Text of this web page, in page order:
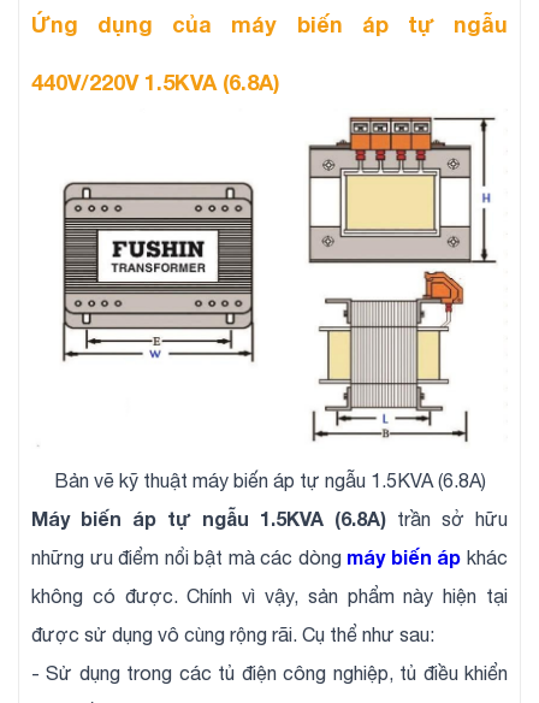
Ứng dụng của máy biến áp tự ngẫu
440V/220V 1.5KVA (6.8A)
Bản vẽ kỹ thuật máy biến áp tự ngẫu 1.5KVA (6.8A)
Máy biến áp tự ngẫu 1.5KVA (6.8A) trần sở hữu
những ưu điểm nổi bật mà các dòng máy biến áp khác
không có được. Chính vì vậy, sản phẩm này hiện tại
được sử dụng vô cùng rộng rãi. Cụ thể như sau:
- Sử dụng trong các tủ điện công nghiệp, tủ điều khiển